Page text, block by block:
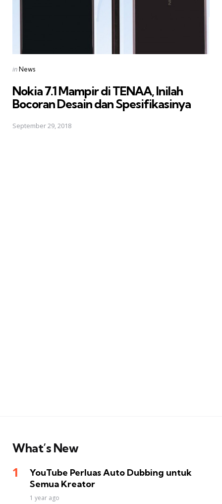
Posted
inNews
Nokia 7.1 Mampir di TENAA, Inilah
Bocoran Desain dan Spesifikasinya
September 29, 2018
What’s New
YouTube Perluas Auto Dubbing untuk
Semua Kreator
1 year ago